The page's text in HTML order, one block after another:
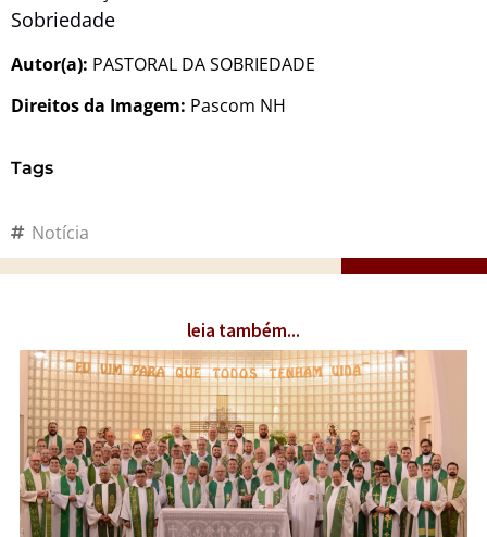
Sobriedade
Autor(a): PASTORAL DA SOBRIEDADE
Direitos da Imagem: Pascom NH
Tags
Notícia
leia também...